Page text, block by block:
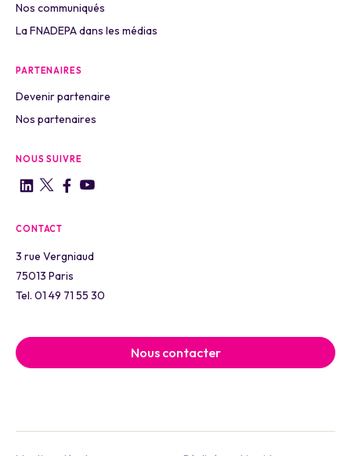
Nos communiqués
La FNADEPA dans les médias
PARTENAIRES
Devenir partenaire
Nos partenaires
NOUS SUIVRE
CONTACT
3 rue Vergniaud
75013 Paris
Tel. 01 49 71 55 30
Nous contacter